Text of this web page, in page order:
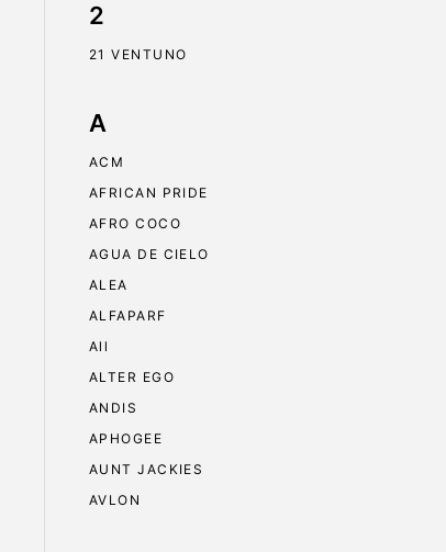
2
21 VENTUNO
A
ACM
AFRICAN PRIDE
AFRO COCO
AGUA DE CIELO
ALEA
ALFAPARF
All
ALTER EGO
ANDIS
APHOGEE
AUNT JACKIES
AVLON